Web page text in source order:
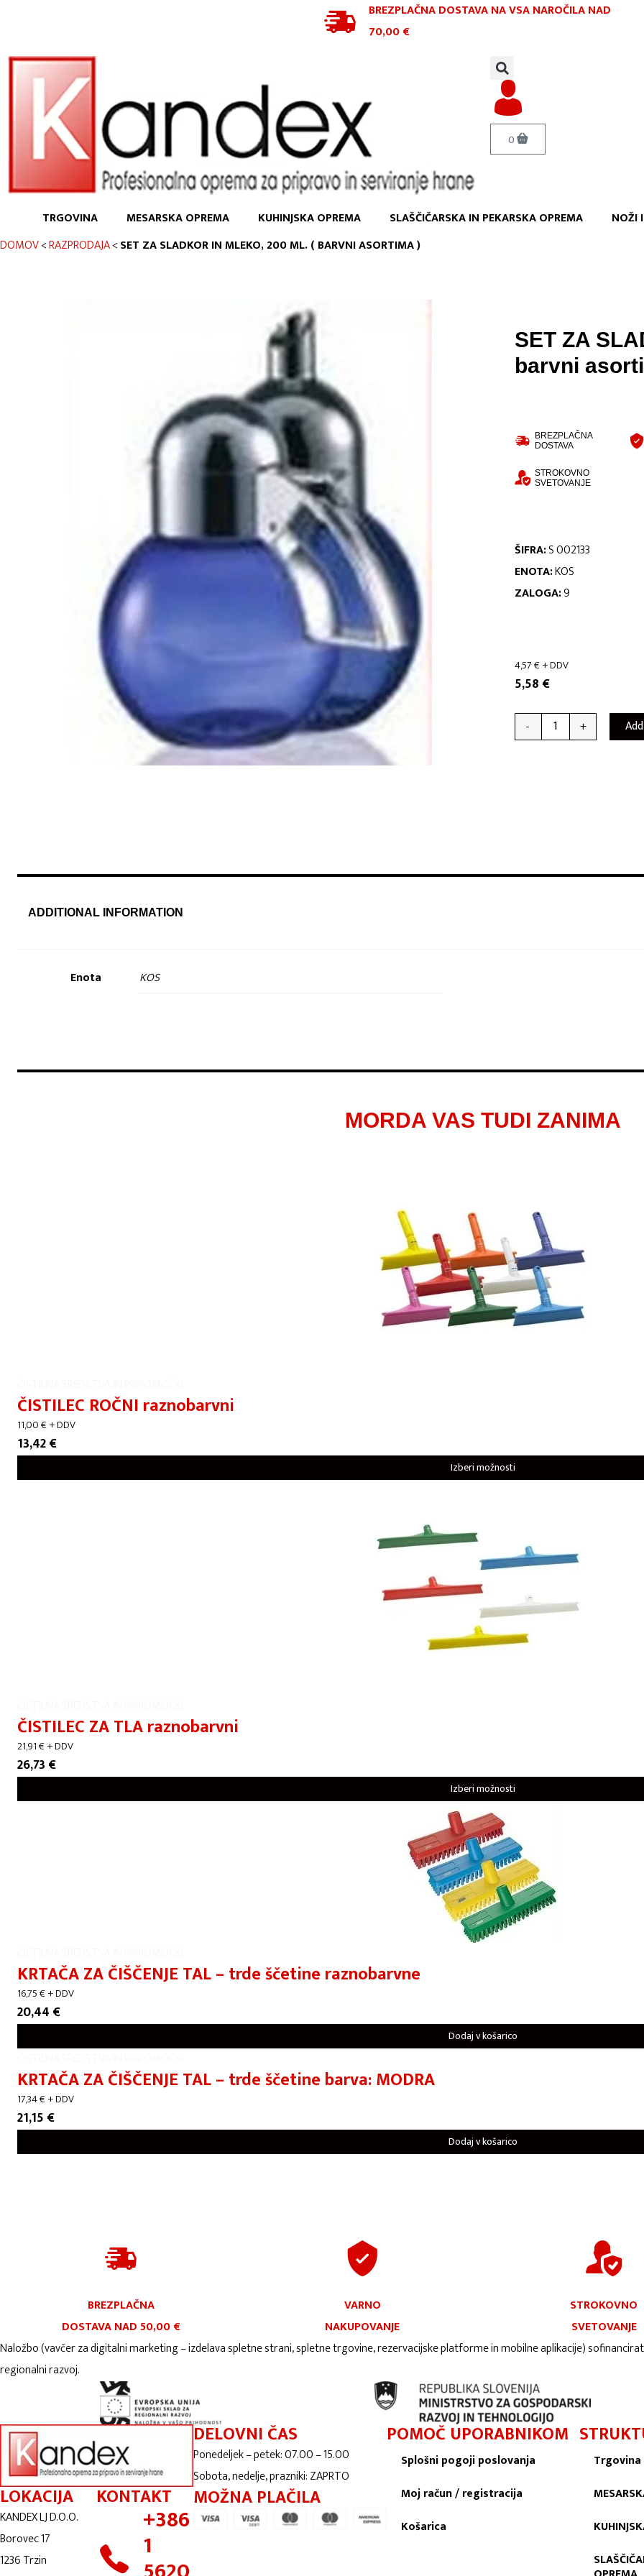
BREZPLAČNA DOSTAVA NA VSA NAROČILANAD
70,00 €
0
TRGOVINA MESARSKA OPREMA KUHINJSKA OPREMA SLAŠČIČARSKA IN PEKARSKA OPREMA NOŽI
DOMOV<RAZPRODAJA<SET ZA SLADKOR IN MLEKO, 200 ML. ( BARVNI ASORTIMA )
SET ZA
barvni
BREZPLAČNA
DOSTAVA
STROKOVNO
SVETOVANJE
ŠIFRA:S 002133
ENOTA:KOS
ZALOGA:9
4,57€+ DDV
5,58 €
- +
ADDITIONAL INFORMATION
Enota KOS
MORDA VAS TUDI ZANIMA
ČISTILEC ROČNI raznobarvni
11,00€+ DDV
13,42€
Izberi možnosti
ČISTILEC ZA TLA raznobarvni
21,91€+ DDV
26,73 €
Izberi možnosti
KRTAČA ZA ČIŠČENJE TAL – trde ščetine raznobarvne
16,75€+ DDV
20,44 €
Dodaj v košarico
KRTAČA ZA ČIŠČENJE TAL – trde ščetine barva: MODRA
17,34€+ DDV
21,15 €
Dodaj v košarico
BREZPLAČNA
DOSTAVA NAD 50,00 €
VARNO
NAKUPOVANJE
STROKOVNO
SVETOVANJE
Naložbo (vavčer za digitalni marketing – izdelava spletne strani, spletne trgovine, rezervacijske platforme in mobilne aplikacije)
regionalni razvoj.
LOKACIJA
KANDEX LJ D.O.O.
Borovec 17
1236 Trzin
KONTAKT
+386
1
DELOVNI ČAS
Ponedeljek – petek: 07.00 – 15.00
Sobota, nedelje, prazniki: ZAPRTO
MOŽNA PLAČILA
POMOČ UPORABNIKOM
Splošni pogoji poslovanja
Moj račun / registracija
Košarica
Trgovina